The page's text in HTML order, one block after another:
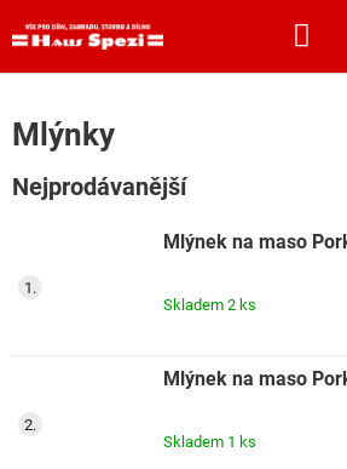
na
Mlýnky
Nejprodávanější
Mlýnek na maso
Skladem 2 ks
Mlýnek na maso
Skladem 1 ks